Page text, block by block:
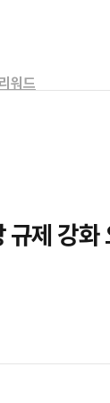
리워드
규제 강